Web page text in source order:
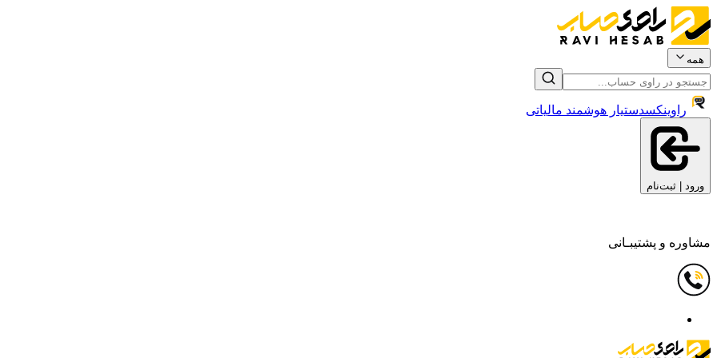
همه
راوینکسدستیار هوشمند مالیاتی
ورود | ثبت‌نام
مشاوره و پشتیبـانی